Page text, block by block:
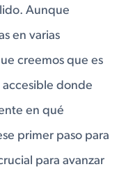
Aunque
en varias
creemos que es
accesible donde
en qué
primer paso para
para avanzar